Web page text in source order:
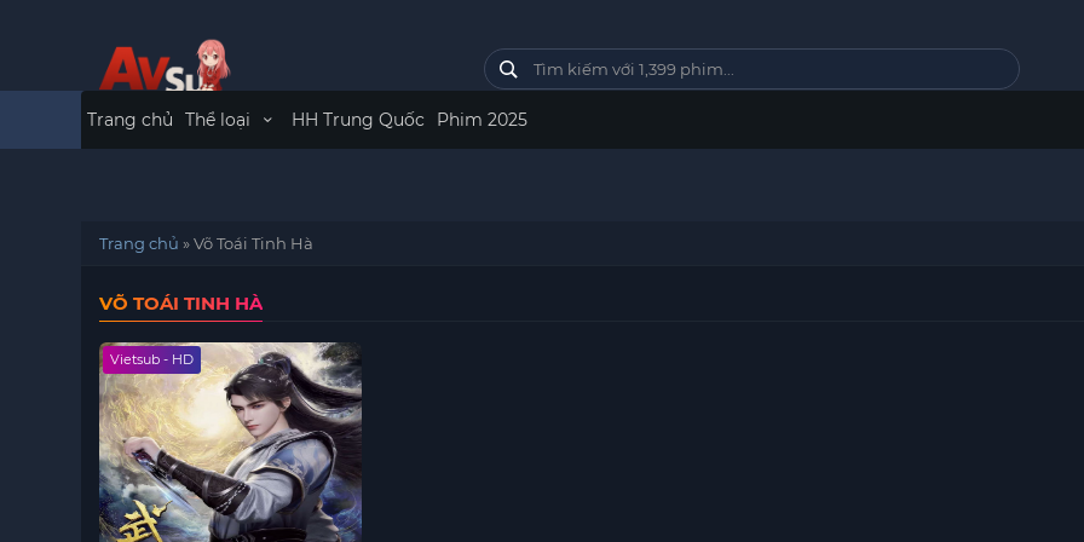
Trang chủ Thể loại HH Trung Quốc Phim 2025
Trang chủ »Võ Toái Tinh Hà
VÕ TOÁI TINH HÀ
Vietsub - HD